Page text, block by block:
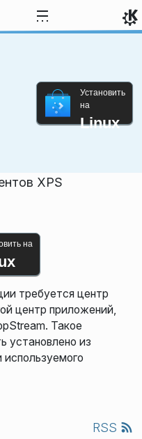
Установить
на
Linux
XPS
на
требуется центр
центр приложений,
Такое
установлено из
RSS